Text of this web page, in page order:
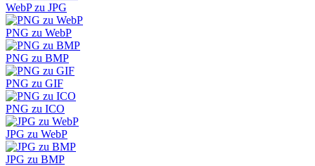
WebP zu JPG
PNG zu WebP
PNG zu BMP
PNG zu GIF
PNG zu ICO
JPG zu WebP
JPG zu BMP